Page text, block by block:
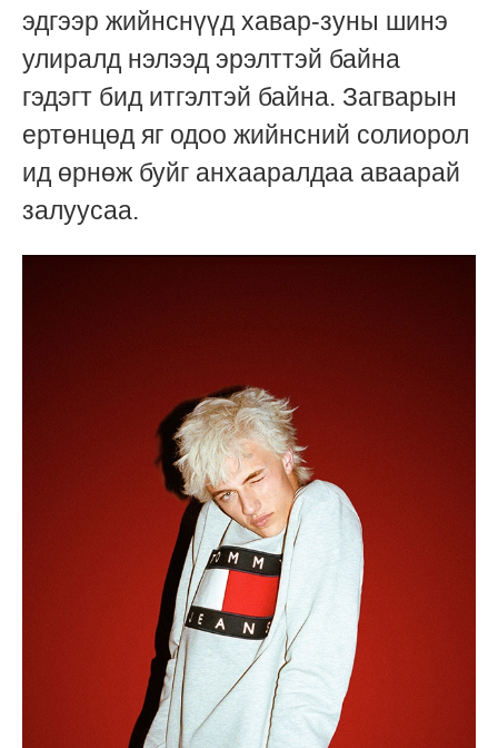
эдгээр жийнснүүд хавар-зуны шинэ
улиралд нэлээд эрэлттэй байна
гэдэгт бид итгэлтэй байна. Загварын
ертөнцөд яг одоо жийнсний солиорол
ид өрнөж буйг анхааралдаа аваарай
залуусаа.